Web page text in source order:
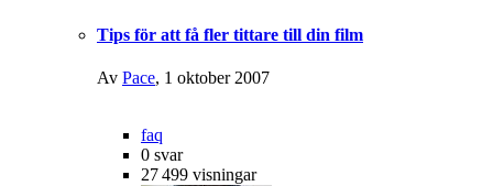
Tips för att få fler tittare till din film
Av Pace, 1 oktober 2007
faq
0 svar
27 499 visningar